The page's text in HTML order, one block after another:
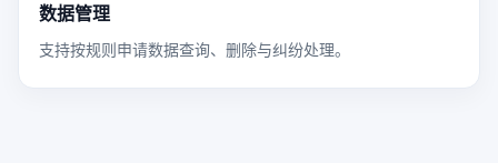
数据管理
支持按规则申请数据查询、删除与纠纷处理。